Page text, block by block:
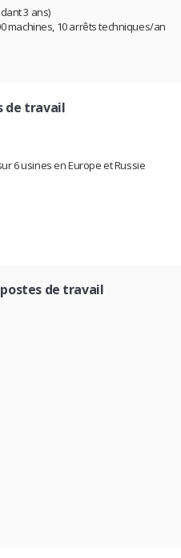
3 ans)
machines, 10 arrêts techniques/an
de travail
6 usines en Europe et Russie
de travail